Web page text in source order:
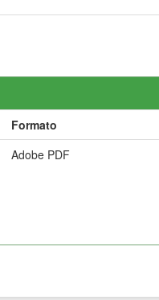
Formato
Adobe PDF